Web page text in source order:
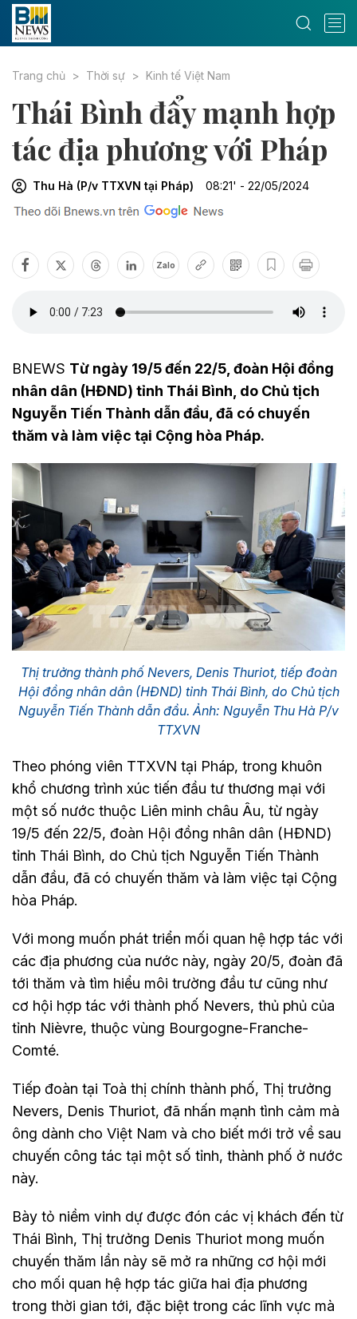
Trang chủ Thời sự Kinh tế Việt Nam
Thái Bình đẩy mạnh hợp
tác địa phương với Pháp
Thu Hà (P/v TTXVN tại Pháp) 08:21' - 22/05/2024
Zalo
BNEWS Từ ngày 19/5 đến 22/5, đoàn Hội đồng
nhân dân (HĐND) tỉnh Thái Bình, do Chủ tịch
Nguyễn Tiến Thành dẫn đầu, đã có chuyến
thăm và làm việc tại Cộng hòa Pháp.
Thị trưởng thành phố Nevers, Denis Thuriot, tiếp đoàn
Hội đồng nhân dân (HĐND) tỉnh Thái Bình, do Chủ tịch
Nguyễn Tiến Thành dẫn đầu. Ảnh: Nguyễn Thu Hà P/v
TTXVN
Theo phóng viên TTXVN tại Pháp, trong khuôn
khổ chương trình xúc tiến đầu tư thương mại với
một số nước thuộc Liên minh châu Âu, từ ngày
19/5 đến 22/5, đoàn Hội đồng nhân dân (HĐND)
tỉnh Thái Bình, do Chủ tịch Nguyễn Tiến Thành
dẫn đầu, đã có chuyến thăm và làm việc tại Cộng
hòa Pháp.
Với mong muốn phát triển mối quan hệ hợp tác với
các địa phương của nước này, ngày 20/5, đoàn đã
tới thăm và tìm hiểu môi trường đầu tư cũng như
cơ hội hợp tác với thành phố Nevers, thủ phủ của
tỉnh Nièvre, thuộc vùng Bourgogne-Franche-
Comté.
Tiếp đoàn tại Toà thị chính thành phố, Thị trưởng
Nevers, Denis Thuriot, đã nhấn mạnh tình cảm mà
ông dành cho Việt Nam và cho biết mới trở về sau
chuyến công tác tại một số tỉnh, thành phố ở nước
này.
Bày tỏ niềm vinh dự được đón các vị khách đến từ
Thái Bình, Thị trưởng Denis Thuriot mong muốn
chuyến thăm lần này sẽ mở ra những cơ hội mới
cho mối quan hệ hợp tác giữa hai địa phương
trong thời gian tới, đặc biệt trong các lĩnh vực mà